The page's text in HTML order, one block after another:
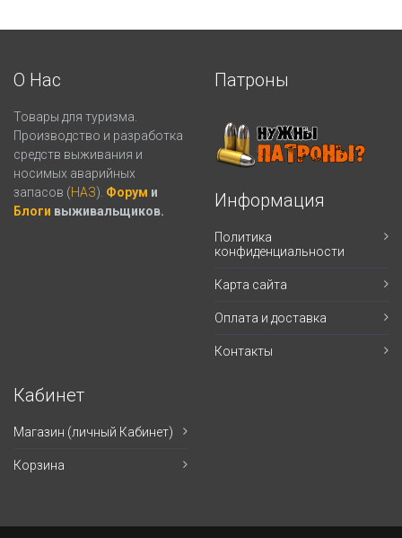
О Нас
Товары для туризма.
Производство и разработка
средств выживания и
носимых аварийных
запасов (НАЗ). Форум и
Блоги выживальщиков.
Патроны
Информация
Политика
конфиденциальности
Карта сайта
Оплата и доставка
Контакты
Кабинет
Магазин (личный Кабинет)
Корзина